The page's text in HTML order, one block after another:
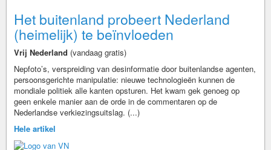
Het buitenland probeert Nederland
(heimelijk) te beïnvloeden
Vrij Nederland (vandaag gratis)
Nepfoto’s, verspreiding van desinformatie door buitenlandse agenten,
persoonsgerichte manipulatie: nieuwe technologieën kunnen de
mondiale politiek alle kanten opsturen. Het kwam gek genoeg op
geen enkele manier aan de orde in de commentaren op de
Nederlandse verkiezingsuitslag. (...)
Hele artikel